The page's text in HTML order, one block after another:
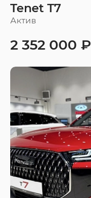
Tenet T7
Актив
2 352 000 ₽